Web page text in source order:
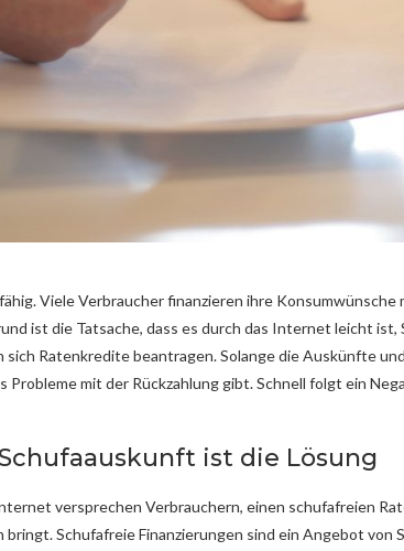
Viele Verbraucher finanzieren ihre
ist die Tatsache, dass es durch das Internet leicht
sich Ratenkredite beantragen. Solange die Auskünfte
Probleme mit der Rückzahlung gibt. Schnell folgt ein
ist die Lösung
versprechen Verbrauchern, einen schufafreien
bringt. Schufafreie Finanzierungen sind ein Angebot